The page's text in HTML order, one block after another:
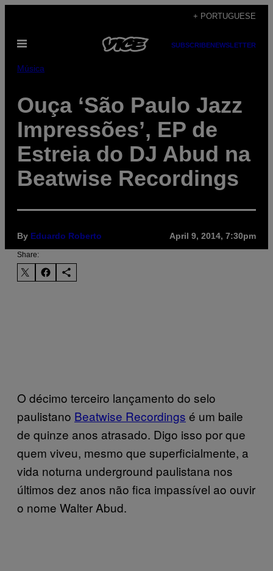
content
+ PORTUGUESE
Open
SUBSCRIBENEWSLETTER
Música
Ouça ‘São Paulo Jazz
Impressões’, EP de
Estreia do DJ Abud na
Beatwise Recordings
By Eduardo Roberto April 9, 2014, 7:30pm
Share:
O décimo terceiro lançamento do selo
paulistano Beatwise Recordings é um baile
de quinze anos atrasado. Digo isso por que
quem viveu, mesmo que superficialmente, a
vida noturna underground paulistana nos
últimos dez anos não fica impassível ao ouvir
o nome Walter Abud.